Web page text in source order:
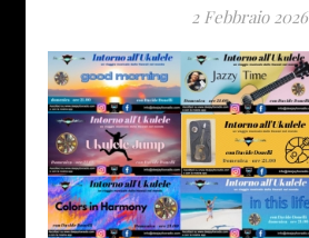
2 Febbraio 2026